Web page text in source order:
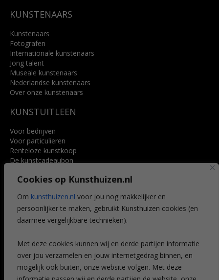
Cookies op Kunsthuizen.nl
Om kunsthuizen.nl voor jou nog makkelijker en
persoonlijker te maken, gebruikt Kunsthuizen cookies (en
daarmee vergelijkbare technieken).
Met deze cookies kunnen wij en derde partijen informatie
over jou verzamelen en jouw internetgedrag binnen, en
mogelijk ook buiten, onze website volgen. Met deze
KUNSTENAARS
Kunstenaars
Fotografen
Internationale kunstenaars
Jong talent
Museale kunstenaars
Nederlandse kunstenaars
Over onze kunstenaars
KUNSTUITLEEN
Voor bedrijven
Voor particulieren
Renteloze kunstkoop
De kunstcadeaubon
Voordelen
Veelgestelde vragen
CONTACT
Leiden
Amsterdam
Breda
Favorieten